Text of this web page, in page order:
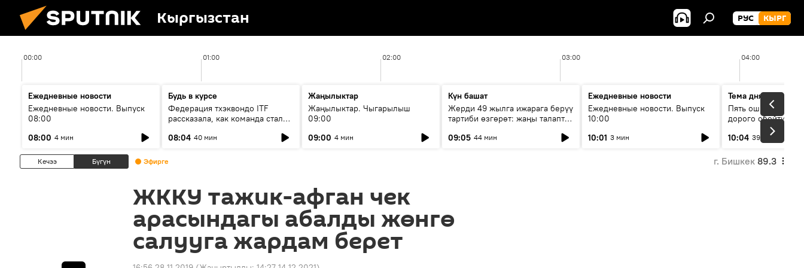
Кыргызстан РУС КЫРГ
00:00 01:00 02:00 03:00 04:00
Ежедневные новости
Ежедневные новости. Выпуск
08:00
08:00 4 мин
Будь в курсе
Федерация тхэквондо ITF
рассказала, как команда стала
08:04 40 мин
Жаңылыктар
Жаңылыктар. Чыгарылыш
09:00
09:00 4 мин
Күн башат
Жерди 49 жылга ижарага берүү
тартиби өзгөрөт: жаңы талаптар
09:05 44 мин
Ежедневные новости
Ежедневные новости. Выпуск
10:00
10:01 3 мин
Тема дня
Пять ошибок
дорого обойтись
10:04 39 мин
Кечээ Бүгүн Эфирге г. Бишкек 89.3
ЖККУ тажик-афган чек
арасындагы абалды жөнгө
салууга жардам берет